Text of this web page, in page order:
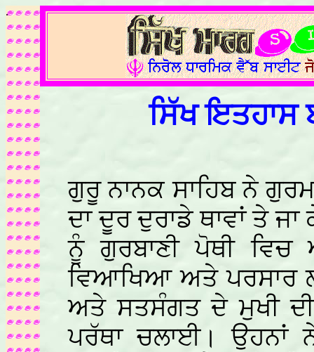
.
ਸਿੱਖ ਇਤਹਾਸ
ਗੁਰੂ ਨਾਨਕ ਸਾਹਿਬ ਨੇ
ਦਾ ਦੂਰ ਦੁਰਾਡੇ ਥਾਵਾਂ ਤੇ
ਨੂੰ ਗੁਰਬਾਣੀ ਪੋਥੀ
ਵਿਆਖਿਆ ਅਤੇ ਪਰਸਾਰ
ਅਤੇ ਸਤਸੰਗਤ ਦੇ ਮੁਖੀ
ਪਰੱਥਾ ਚਲਾਈ।